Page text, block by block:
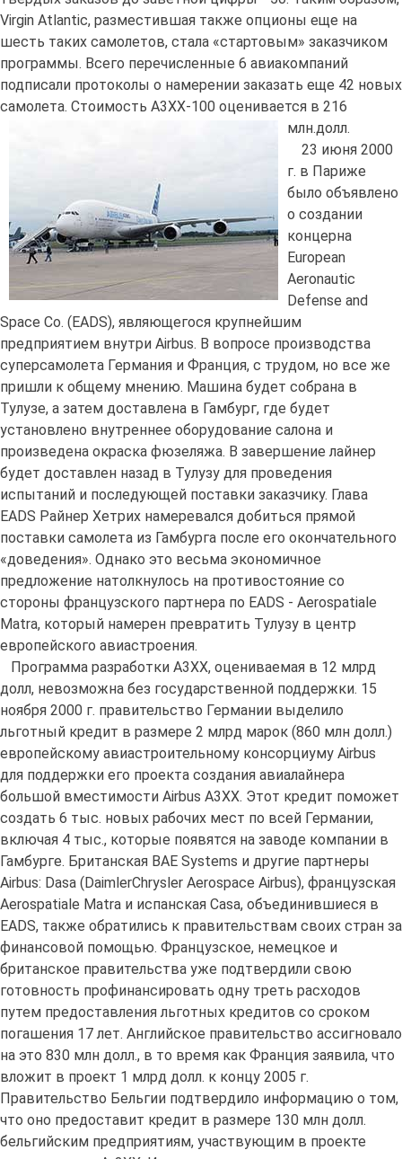
Virgin Atlantic, разместившая также опционы еще на
шесть таких самолетов, стала «стартовым» заказчиком
программы. Всего перечисленные 6 авиакомпаний
подписали протоколы о намерении заказать еще 42 новых
самолета. Стоимость А3ХХ-100 оценивается в 216
млн.долл.
23 июня 2000
г. в Париже
было объявлено
о создании
концерна
European
Aeronautic
Defense and
Space Co. (EADS), являющегося крупнейшим
предприятием внутри Airbus. В вопросе производства
суперсамолета Германия и Франция, с трудом, но все же
пришли к общему мнению. Машина будет собрана в
Тулузе, а затем доставлена в Гамбург, где будет
установлено внутреннее оборудование салона и
произведена окраска фюзеляжа. В завершение лайнер
будет доставлен назад в Тулузу для проведения
испытаний и последующей поставки заказчику. Глава
EADS Райнер Хетрих намеревался добиться прямой
поставки самолета из Гамбурга после его окончательного
«доведения». Однако это весьма экономичное
предложение натолкнулось на противостояние со
стороны французского партнера по EADS - Aerospatiale
Matra, который намерен превратить Тулузу в центр
европейского авиастроения.
Программа разработки A3XX, оцениваемая в 12 млрд
долл, невозможна без государственной поддержки. 15
ноября 2000 г. правительство Германии выделило
льготный кредит в размере 2 млрд марок (860 млн долл.)
европейскому авиастроительному консорциуму Airbus
для поддержки его проекта создания авиалайнера
большой вместимости Airbus A3XX. Этот кредит поможет
создать 6 тыс. новых рабочих мест по всей Германии,
включая 4 тыс., которые появятся на заводе компании в
Гамбурге. Британская BAE Systems и другие партнеры
Airbus: Dasa (DaimlerChrysler Aerospace Airbus), французская
Aerospatiale Matra и испанская Casa, объединившиеся в
EADS, также обратились к правительствам своих стран за
финансовой помощью. Французское, немецкое и
британское правительства уже подтвердили свою
готовность профинансировать одну треть расходов
путем предоставления льготных кредитов со сроком
погашения 17 лет. Английское правительство ассигновало
на это 830 млн долл., в то время как Франция заявила, что
вложит в проект 1 млрд долл. к концу 2005 г.
Правительство Бельгии подтвердило информацию о том,
что оно предоставит кредит в размере 130 млн долл.
бельгийским предприятиям, участвующим в проекте